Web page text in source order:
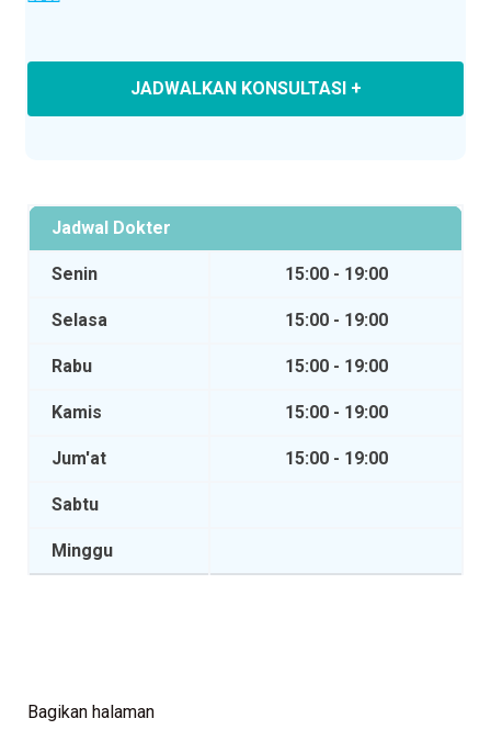
JADWALKAN KONSULTASI +
Jadwal Dokter
Senin 15:00 - 19:00
Selasa 15:00 - 19:00
Rabu 15:00 - 19:00
Kamis 15:00 - 19:00
Jum'at 15:00 - 19:00
Sabtu
Minggu
Bagikan halaman